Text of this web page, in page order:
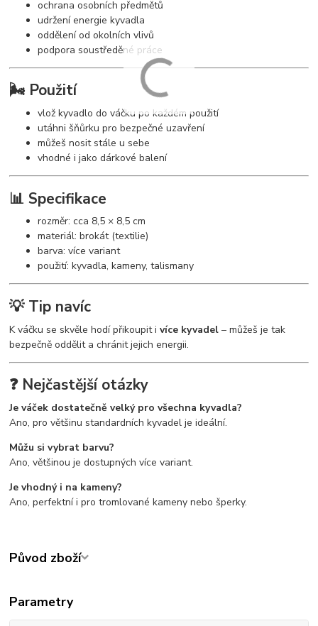
ochrana osobních předmětů
udržení energie kyvadla
oddělení od okolních vlivů
podpora soustředěné práce
🌬️ Použití
vlož kyvadlo do váčku po každém použití
utáhni šňůrku pro bezpečné uzavření
můžeš nosit stále u sebe
vhodné i jako dárkové balení
📊 Specifikace
rozměr: cca 8,5 × 8,5 cm
materiál: brokát (textilie)
barva: více variant
použití: kyvadla, kameny, talismany
💡 Tip navíc
K váčku se skvěle hodí přikoupit ivíce kyvadel – můžeš je tak
bezpečně oddělit a chránit jejich energii.
❓ Nejčastější otázky
Je váček dostatečně velký pro všechna kyvadla?
Ano, pro většinu standardních kyvadel je ideální.
Můžu si vybrat barvu?
Ano, většinou je dostupných více variant.
Je vhodný i na kameny?
Ano, perfektní i pro tromlované kameny nebo šperky.
Původ zboží
Parametry